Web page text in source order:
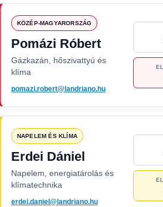
KÖZÉP-MAGYARORSZÁG
Pomázi Róbert
Gázkazán, hőszivattyú és
klíma
pomazi.robert@landriano.hu
NAPELEM ÉS KLÍMA
Erdei Dániel
Napelem, energiatárolás és
klímatechnika
erdei.daniel@landriano.hu